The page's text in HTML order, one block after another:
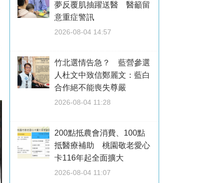
夢反覆肌抽躍送醫 醫籲留
意重症警訊
2026-08-04 14:57
竹北選情告急？ 藍營參選
人杜文中致信鄭麗文：藍白
合作絕不能喪失尊嚴
2026-08-04 11:28
200點抵農會消費、100點
抵醫療補助 桃園敬老愛心
卡116年起全面擴大
2026-08-04 11:07